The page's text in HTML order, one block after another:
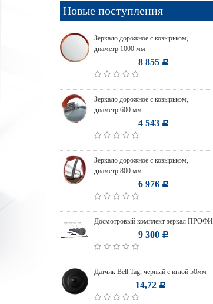
Новые поступления
Зеркало дорожное с козырьком,
диаметр 1000 мм
8 855 Р
Зеркало дорожное с козырьком,
диаметр 600 мм
4 543 Р
Зеркало дорожное с козырьком,
диаметр 800 мм
6 976 Р
Досмотровый комплект зеркал ПРОФИ
9 300 Р
Датчик Bell Tag, черный с иглой 50мм
14,72 Р